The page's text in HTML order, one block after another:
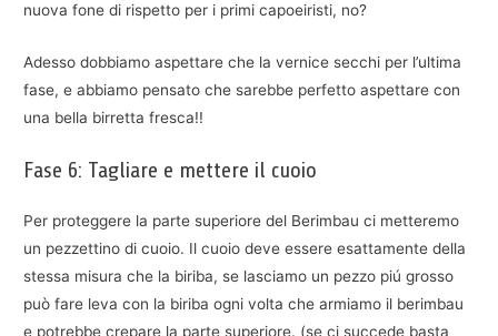
nuova fone di rispetto per i primi capoeiristi, no?
Adesso dobbiamo aspettare che la vernice secchi per l’ultima
fase, e abbiamo pensato che sarebbe perfetto aspettare con
una bella birretta fresca!!
Fase 6: Tagliare e mettere il cuoio
Per proteggere la parte superiore del Berimbau ci metteremo
un pezzettino di cuoio. Il cuoio deve essere esattamente della
stessa misura che la biriba, se lasciamo un pezzo piú grosso
può fare leva con la biriba ogni volta che armiamo il berimbau
e potrebbe crepare la parte superiore. (se ci succede basta